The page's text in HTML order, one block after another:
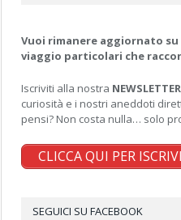
Vuoi rimanere aggiornato
viaggio particolari che
Iscriviti alla nostra NEWSLETTER
curiosità e i nostri aneddoti
pensi? Non costa nulla… solo
CLICCA QUI PER
SEGUICI SU FACEBOOK